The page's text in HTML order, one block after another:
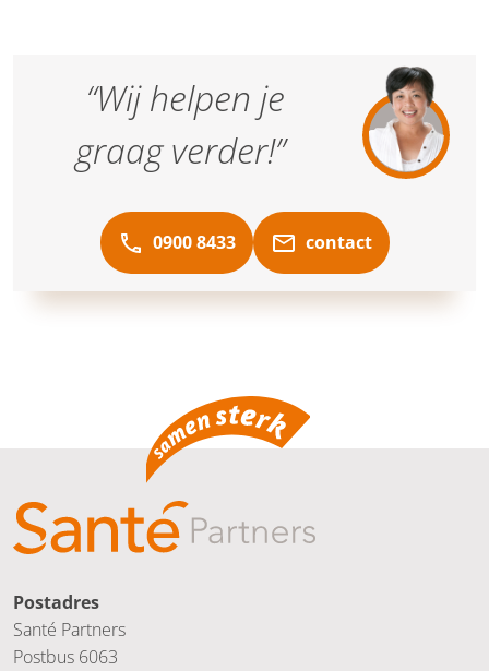
“Wij helpen je
graag verder!”
0900 8433 contact
Postadres
Santé Partners
Postbus 6063